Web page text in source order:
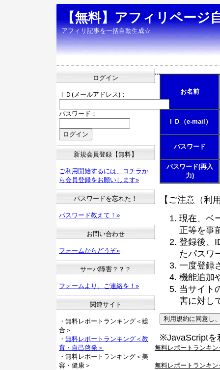
【無料】アフィリページ
アフィリ記事を一括自動生成☆
お名前
ＩＤ（e-mail）
パスワード
パスワード(再入
力)
【ご注意（利
現在、ベ
正等を事
登録後、
たパスワ
一度登録
機能追加
当サイト
害に対し
※JavaScriptを
ログイン
ＩＤ(メールアドレス)：
パスワード：
新規会員登録【無料】
ご利用開始するには、コチラか
ら会員登録をお願いします»
パスワードを忘れた！
パスワード教えて！»
お問い合わせ
フォームからどうぞ»
サーバ障害？？？
フォームより、ご連絡を！»
関連サイト
・無料レポートランキング＜総
合＞
・ 無料レポートランキング＜教
育・自己啓発＞
・無料レポートランキング＜美
容・健康＞
無料レポートランキ
無料レポートランキ